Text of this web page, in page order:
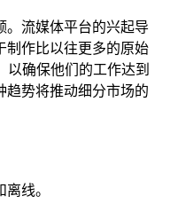
。流媒体平台的兴起导
制作比以往更多的原始
以确保他们的工作达到
趋势将推动细分市场的
线。